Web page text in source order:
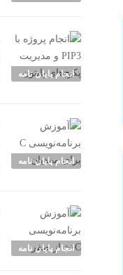
انجام پایان نامه
انجام پایان نامه
انجام پایان نامه